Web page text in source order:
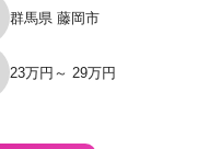
群馬県 藤岡市
23万円～ 29万円